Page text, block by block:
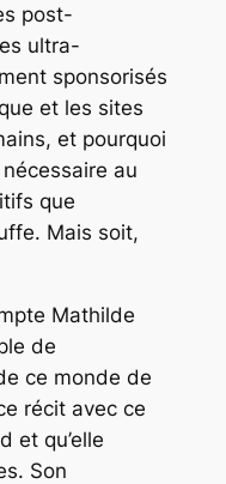
post-
ultra-
sponsorisés
et les sites
et pourquoi
au
que
Mais soit,
Mathilde
de
ce monde de
récit avec ce
et qu’elle
Son